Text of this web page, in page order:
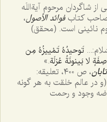
شاگردان مرحوم آیةاللَه
صاحب کتابفوائد الأصول،
نائینی است. (محقق)
.. تَوحیدُهُ تَمْییزُهُ مِن
لا بَینونَةُ عُزلَة.»
، ص ٤٠٠، تعلیقه:
در عالم خلقت به هر گونه
وجود و رحمت